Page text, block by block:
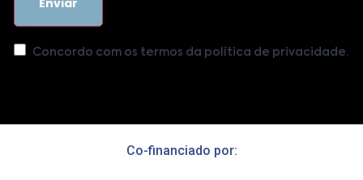
Concordo com os termos da política de privacidade.
Co-financiado por: